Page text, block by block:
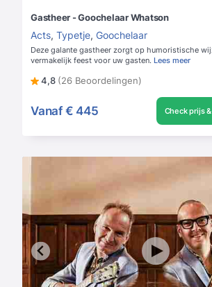
Gastheer - Goochelaar Whatson
Acts, Typetje, Goochelaar
Deze galante gastheer zorgt op humoristische
vermakelijk feest voor uw gasten. Lees meer
4,8 (26 Beoordelingen)
Vanaf € 445 Check prijs